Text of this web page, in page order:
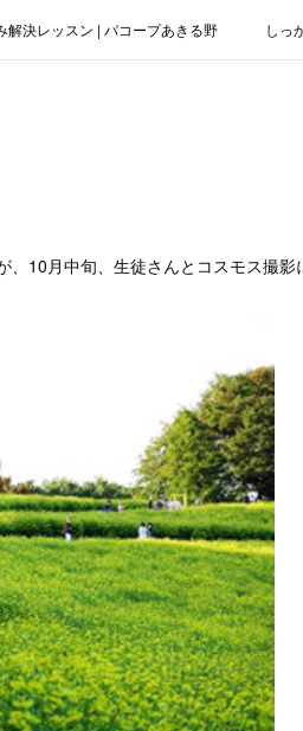
解決レッスン | パコープあきる野 しっ
10月中旬、生徒さんとコスモス撮影